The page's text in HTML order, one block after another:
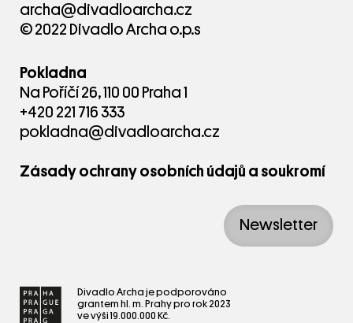
Derniéry: 2. a 3. června 2016 v Divadle Archa
Odkazy
www.vosto5.cz
Recenze - Taneční zóna, Markéta Faustová,
20.10.2011
21.10.2011
archa@divadloarcha.cz
© 2022 Divadlo Archa o.p.s
Pokladna
Na Poříčí 26, 110 00 Praha 1
+420 221 716 333
pokladna@divadloarcha.cz
Zásady ochrany osobních údajů a soukromí
Newsletter
Divadlo Archa je podporováno
grantem hl. m. Prahy pro rok 2023
ve výši 19.000.000 Kč.